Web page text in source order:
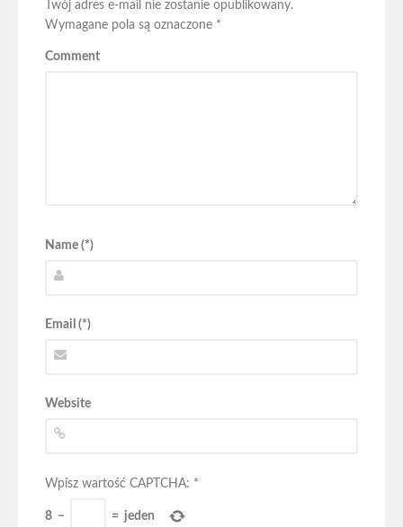
Twój adres e-mail nie zostanie opublikowany.
Wymagane pola są oznaczone *
Comment
Name (*)
Email (*)
Website
Wpisz wartość CAPTCHA: *
8 − = jeden